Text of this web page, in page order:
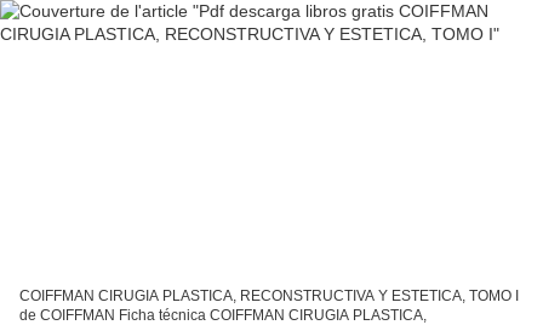
COIFFMAN CIRUGIA PLASTICA, RECONSTRUCTIVA Y ESTETICA, TOMO I
de COIFFMAN Ficha técnica COIFFMAN CIRUGIA PLASTICA,